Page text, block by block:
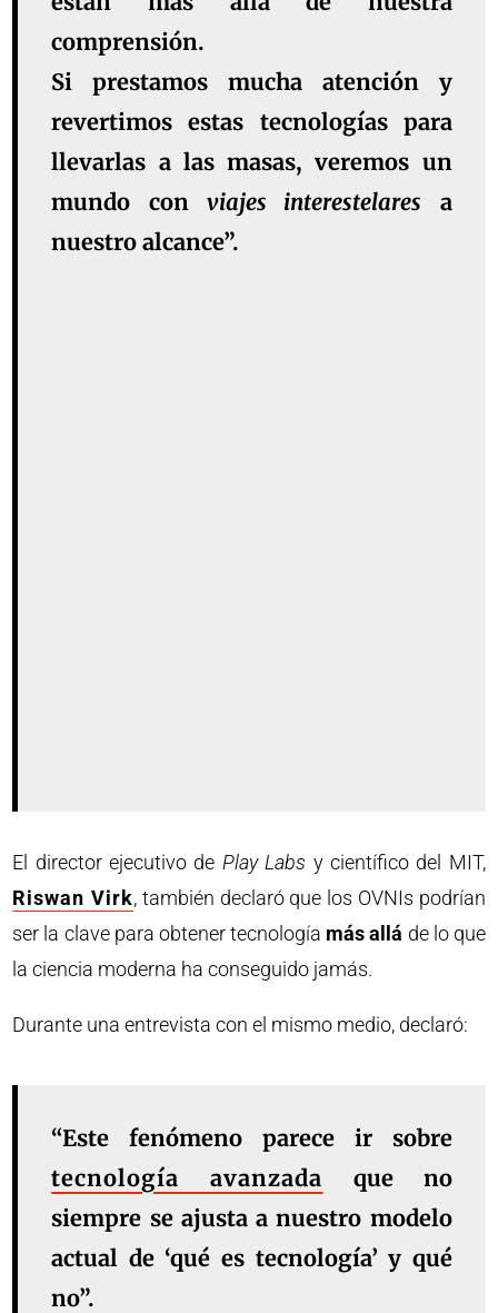
comprensión.
Si prestamos mucha atención y
revertimos estas tecnologíaspara
llevarlas a las masas, veremos un
mundo con viajes interestelares a
nuestro alcance”.
El director ejecutivo de Play Labs y científico del MIT,
Riswan Virk, también declaró que los OVNIs podrían
ser la clave para obtener tecnología más allá de lo que
la ciencia moderna ha conseguido jamás.
Durante una entrevista con el mismo medio, declaró:
“Este fenómeno parece ir sobre
tecnología avanzada que no
siempre se ajusta a nuestro modelo
actual de ‘qué es tecnología’ y qué
no”.